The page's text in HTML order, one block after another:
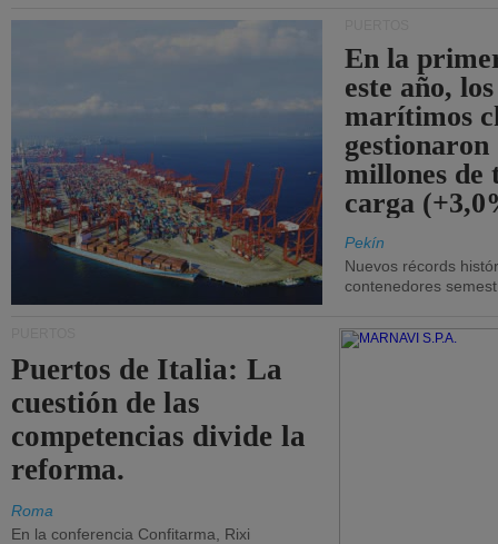
En la
este año,
marítimos
gestionaron
millones de
carga
Pekín
Nuevos récords
contenedores
Puertos de Italia: La
cuestión de las
competencias divide la
reforma.
Roma
En la conferencia Confitarma, Rixi